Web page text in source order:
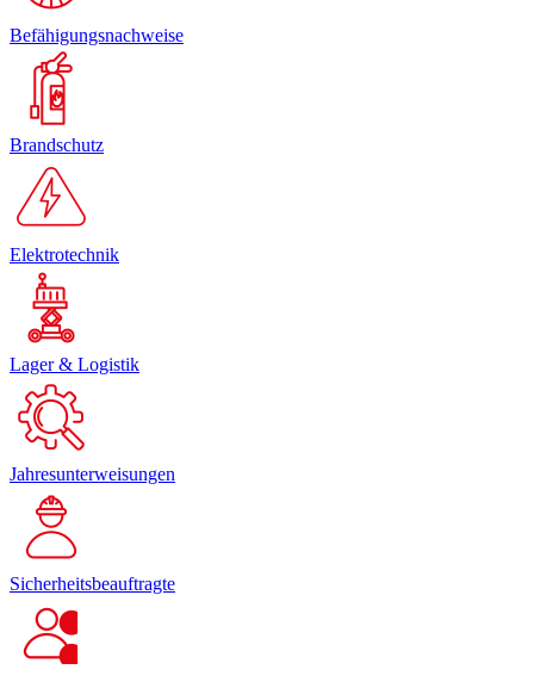
Befähigungsnachweise
Brandschutz
Elektrotechnik
Lager & Logistik
Jahresunterweisungen
Sicherheitsbeauftragte